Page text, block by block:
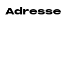
Adresse